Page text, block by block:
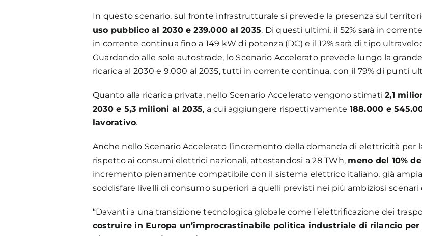
In questo scenario, sul fronte infrastrutturale si prevede la presenza sul
uso pubblico al 2030 e 239.000 al 2035. Di questi ultimi, il 52% sarà in
in corrente continua fino a 149 kW di potenza (DC) e il 12% sarà di tipo
Guardando alle sole autostrade, lo Scenario Accelerato prevede lungo la
ricarica al 2030 e 9.000 al 2035, tutti in corrente continua, con il 79% di punti
Quanto alla ricarica privata, nello Scenario Accelerato vengono stimati2,1
2030 e 5,3 milioni al 2035, a cui aggiungere rispettivamente 188.000 e
lavorativo.
Anche nello Scenario Accelerato l’incremento della domanda di elettricità per
rispetto ai consumi elettrici nazionali, attestandosi a 28 TWh, meno del 10%
incremento pienamente compatibile con il sistema elettrico italiano, già
soddisfare livelli di consumo superiori a quelli previsti nei più ambiziosi
“Davanti a una transizione tecnologica globale come l’elettrificazione dei
costruire in Europa un’improcrastinabile politica industriale di rilancio per